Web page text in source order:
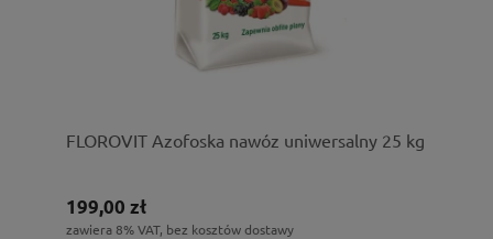
FLOROVIT Azofoska nawóz uniwersalny 25 kg
199,00 zł
zawiera 8% VAT, bez kosztów dostawy